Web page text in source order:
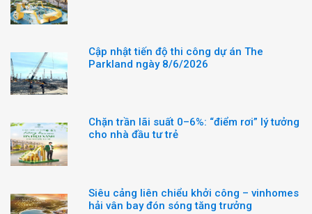
Cập nhật tiến độ thi công dự án The
Parkland ngày 8/6/2026
Chặn trần lãi suất 0–6%: “điểm rơi” lý tưởng
cho nhà đầu tư trẻ
Siêu cảng liên chiểu khởi công – vinhomes
hải vân bay đón sóng tăng trưởng